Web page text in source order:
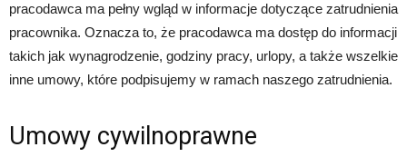
pracodawca ma pełny wgląd w informacje dotyczące zatrudnienia
pracownika. Oznacza to, że pracodawca ma dostęp do informacji
takich jak wynagrodzenie, godziny pracy, urlopy, a także wszelkie
inne umowy, które podpisujemy w ramach naszego zatrudnienia.
Umowy cywilnoprawne